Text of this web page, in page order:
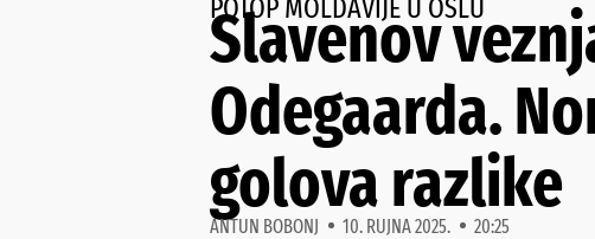
POTOP MOLDAVIJE U OSLU
Slavenov
Odegaarda.
golova razlike
ANTUN BOBONJ 10. RUJNA 2025. 20:25